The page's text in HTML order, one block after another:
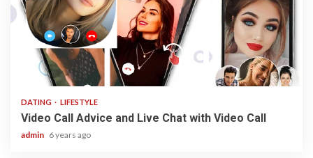
3 min read
DATING LIFESTYLE
Video Call Advice and Live Chat with Video Call
admin 6 years ago